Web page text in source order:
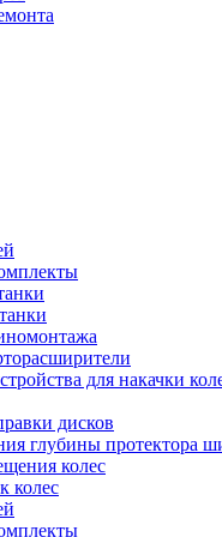
для накачки
дисков
глубины протектора
колес
колеc